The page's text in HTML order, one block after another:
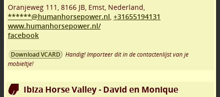
Oranjeweg 111 , 8166 JB, Emst, Nederland,
******@humanhorsepower.nl, +31655194131
www.humanhorsepower.nl/
facebook
Download VCARD
Handig! Importeer dit in de contactenlijst van je
mobieltje!
Ibiza Horse Valley - David en Monique